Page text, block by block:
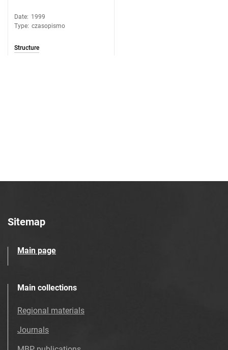
Tarnowskie Azoty : tygodnik. 1999, nr
Tarnowskie Azoty : tygodnik. 1999, nr
31
Tarnowskie Azoty : tygodnik. 1999, nr
Tarnowskie Azoty : tygodnik. 1999, nr
Date: 1999
Type: czasopismo
Structure
Sitemap
Main page
Main collections
Regional materials
Journals